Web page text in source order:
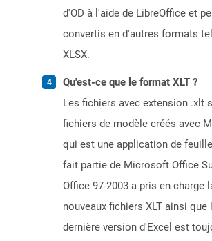
d'OD à l'aide de LibreOffice et
convertis en d'autres formats
XLSX.
Qu'est-ce que le format XLT ?
Les fichiers avec extension .xlt
fichiers de modèle créés avec
qui est une application de
fait partie de Microsoft Office
Office 97-2003 a pris en charge
nouveaux fichiers XLT ainsi que
dernière version d'Excel est